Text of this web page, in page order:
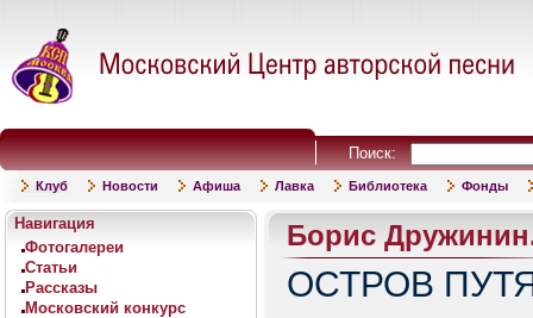
Поиск:
Клуб Новости Афиша Лавка Библиотека Фонды
Навигация
Фотогалереи
Статьи
Рассказы
Московский конкурс
Борис
ОСТРОВ